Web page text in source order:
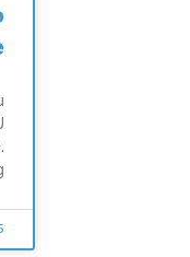
5